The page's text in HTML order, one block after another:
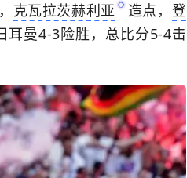
克瓦拉茨赫利亚 造点， 登
耳曼4-3险胜，总比分5-4击